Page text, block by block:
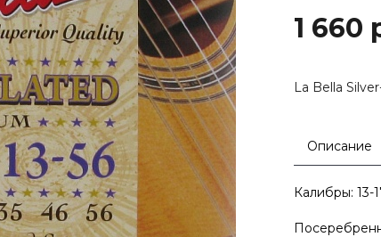
1 660
La Bella
Описание
Калибры: 13-